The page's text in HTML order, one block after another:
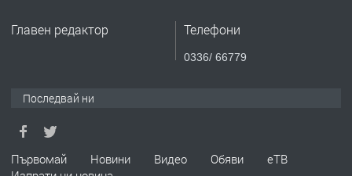
преди 1 година
Главен редактор Телефони
0336/ 66779
Последвай ни
Първомай Новини Видео Обяви
еТВ